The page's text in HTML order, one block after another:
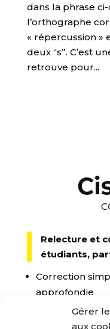
Gérer
aux
dans la phrase
l’orthographe
« répercussion »
deux “s”. C’est
retrouve pour...
Relecture et
étudiants,
Correction
approfondie
Pour tous vos
mémoire,